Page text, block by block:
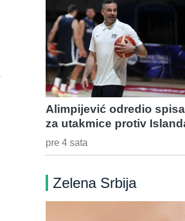
Alimpijević odredio
za utakmice protiv
pre 4 sata
Zelena Srbija